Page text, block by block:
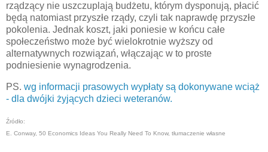
rządzący nie uszczuplają budżetu, którym dysponują, płacić
będą natomiast przyszłe rządy, czyli tak naprawdę przyszłe
pokolenia. Jednak koszt, jaki poniesie w końcu całe
społeczeństwo może być wielokrotnie wyższy od
alternatywnych rozwiązań, włączając w to proste
podniesienie wynagrodzenia.
PS. wg informacji prasowych wypłaty są dokonywane wciąż
- dla dwójki żyjących dzieci weteranów.
Źródło:
E. Conway, 50 Economics Ideas You Really Need To Know, tłumaczenie własne